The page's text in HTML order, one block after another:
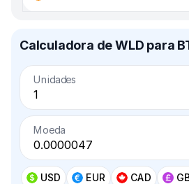
Calculadora de WLD para
Unidades
Moeda
USD EUR CAD